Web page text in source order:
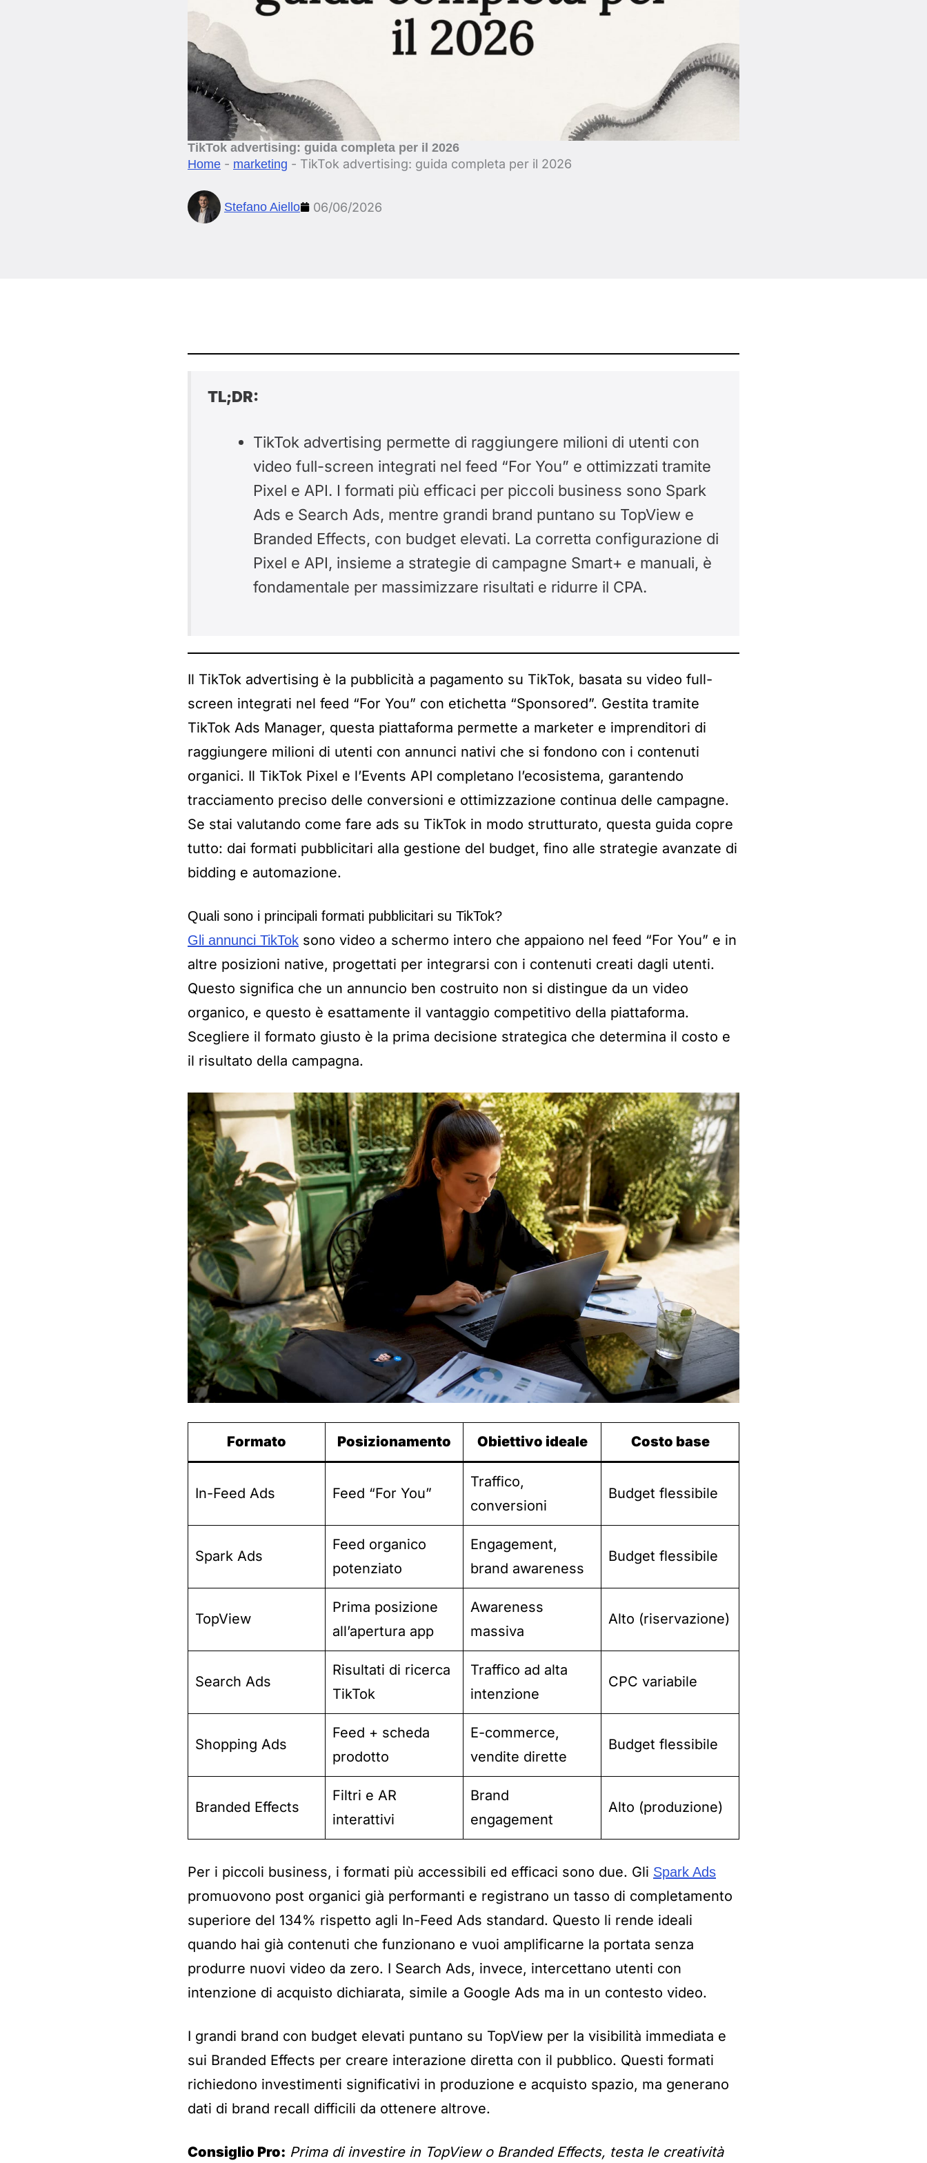
TikTok advertising: guida completa per il 2026
Home - marketing - TikTok advertising: guida completa per il 2026
Stefano Aiello 06/06/2026
TL;DR:
TikTok advertising permette di raggiungere milioni di utenti con
video full-screen integrati nel feed “For You” e ottimizzati tramite
Pixel e API. I formati più efficaci per piccoli business sono Spark
Ads e Search Ads, mentre grandi brand puntano su TopView e
Branded Effects, con budget elevati. La corretta configurazione di
Pixel e API, insieme a strategie di campagne Smart+ e manuali, è
fondamentale per massimizzare risultati e ridurre il CPA.
Il TikTok advertising è la pubblicità a pagamento su TikTok, basata su video full-
screen integrati nel feed “For You” con etichetta “Sponsored”. Gestita tramite
TikTok Ads Manager, questa piattaforma permette a marketer e imprenditori di
raggiungere milioni di utenti con annunci nativi che si fondono con i contenuti
organici. Il TikTok Pixel e l’Events API completano l’ecosistema, garantendo
tracciamento preciso delle conversioni e ottimizzazione continua delle campagne.
Se stai valutando come fare ads su TikTok in modo strutturato, questa guida copre
tutto: dai formati pubblicitari alla gestione del budget, fino alle strategie avanzate di
bidding e automazione.
Quali sono i principali formati pubblicitari su TikTok?
Gli annunci TikTok sono video a schermo intero che appaiono nel feed “For You” e in
altre posizioni native, progettati per integrarsi con i contenuti creati dagli utenti.
Questo significa che un annuncio ben costruito non si distingue da un video
organico, e questo è esattamente il vantaggio competitivo della piattaforma.
Scegliere il formato giusto è la prima decisione strategica che determina il costo e
il risultato della campagna.
Formato Posizionamento Obiettivo ideale Costo base
In-Feed Ads Feed “For You”
Traffico,
conversioni
Budget flessibile
Spark Ads
Feed organico
potenziato
Engagement,
brand awareness
Budget flessibile
TopView
Prima posizione
all’apertura app
Awareness
massiva
Alto (riservazione)
Search Ads
Risultati di ricerca
TikTok
Traffico ad alta
intenzione
CPC variabile
Shopping Ads
Feed + scheda
prodotto
E-commerce,
vendite dirette
Budget flessibile
Branded Effects
Filtri e AR
interattivi
Brand
engagement
Alto (produzione)
Per i piccoli business, i formati più accessibili ed efficaci sono due. Gli Spark Ads
promuovono post organici già performanti e registrano un tasso di completamento
superiore del 134% rispetto agli In-Feed Ads standard. Questo li rende ideali
quando hai già contenuti che funzionano e vuoi amplificarne la portata senza
produrre nuovi video da zero. I Search Ads, invece, intercettano utenti con
intenzione di acquisto dichiarata, simile a Google Ads ma in un contesto video.
I grandi brand con budget elevati puntano su TopView per la visibilità immediata e
sui Branded Effects per creare interazione diretta con il pubblico. Questi formati
richiedono investimenti significativi in produzione e acquisto spazio, ma generano
dati di brand recall difficili da ottenere altrove.
Consiglio Pro: Prima di investire in TopView o Branded Effects, testa le creatività